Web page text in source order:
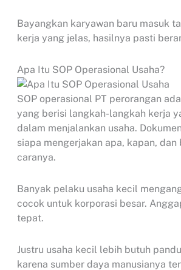
Bayangkan karyawan baru masuk
kerja yang jelas, hasilnya pasti
Apa Itu SOP Operasional Usaha?
SOP operasional PT perorangan
yang berisi langkah-langkah kerja
dalam menjalankan usaha.
siapa mengerjakan apa, kapan, dan
caranya.
Banyak pelaku usaha kecil
cocok untuk korporasi besar.
tepat.
Justru usaha kecil lebih butuh
karena sumber daya manusianya